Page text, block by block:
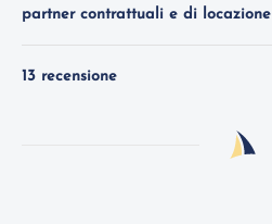
partner contrattuali e di locazione
13 recensione